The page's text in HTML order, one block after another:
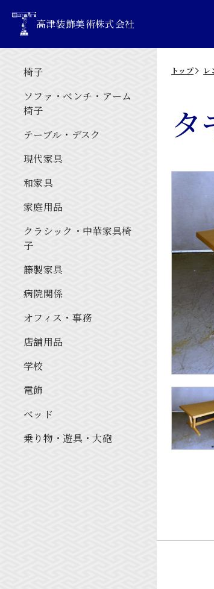
高津装飾美術株式会社
椅子
ソファ・ベンチ・アーム
椅子
テーブル・デスク
現代家具
和家具
家庭用品
クラシック・中華家具椅
子
籐製家具
病院関係
オフィス・事務
店舗用品
学校
電飾
ベッド
乗り物・遊具・大砲
トップ レ
タ